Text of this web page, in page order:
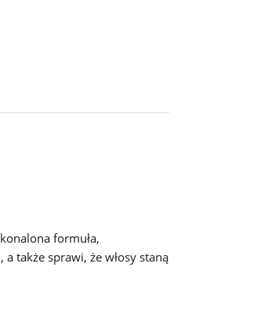
formuła,
, a także sprawi, że włosy staną